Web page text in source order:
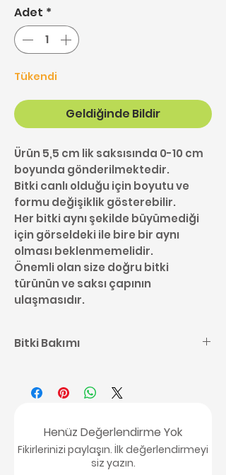
Adet *
Tükendi
Geldiğinde Bildir
Ürün 5,5 cm lik saksısında 0-10 cm
boyunda gönderilmektedir.
Bitki canlı olduğu için boyutu ve
formu değişiklik gösterebilir.
Her bitki aynı şekilde büyümediği
için görseldeki ile bire bir aynı
olması beklenmemelidir.
Önemli olan size doğru bitki
türünün ve saksı çapının
ulaşmasıdır.
Bitki Bakımı
bilgilere buradan
ulaşabilirsiniz,
tıklayınız.
Henüz Değerlendirme Yok
Fikirlerinizi paylaşın. İlk değerlendirmeyi
siz yazın.